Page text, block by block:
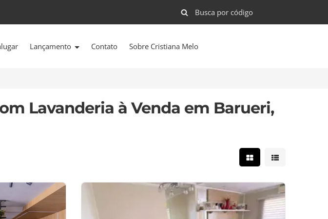
Lançamento Contato Sobre Cristiana Melo
Lavanderia à Venda em Barueri,
Mostrar resultados
Mostrar